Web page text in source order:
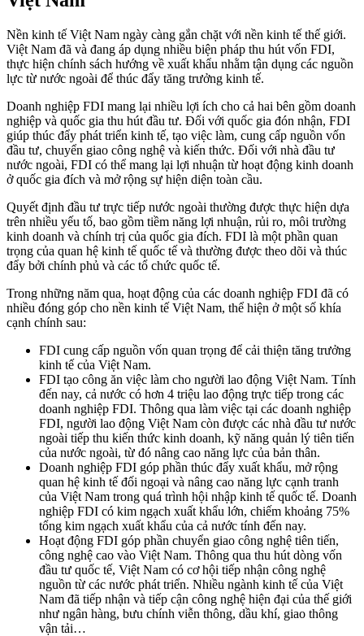
Nền kinh tế Việt Nam ngày càng gắn chặt với nền kinh tế thế giới.
Việt Nam đã và đang áp dụng nhiều biện pháp thu hút vốn FDI,
thực hiện chính sách hướng về xuất khẩu nhằm tận dụng các nguồn
lực từ nước ngoài để thúc đẩy tăng trưởng kinh tế.
Doanh nghiệp FDI mang lại nhiều lợi ích cho cả hai bên gồm doanh
nghiệp và quốc gia thu hút đầu tư. Đối với quốc gia đón nhận, FDI
giúp thúc đẩy phát triển kinh tế, tạo việc làm, cung cấp nguồn vốn
đầu tư, chuyển giao công nghệ và kiến thức. Đối với nhà đầu tư
nước ngoài, FDI có thể mang lại lợi nhuận từ hoạt động kinh doanh
ở quốc gia đích và mở rộng sự hiện diện toàn cầu.
Quyết định đầu tư trực tiếp nước ngoài thường được thực hiện dựa
trên nhiều yếu tố, bao gồm tiềm năng lợi nhuận, rủi ro, môi trường
kinh doanh và chính trị của quốc gia đích. FDI là một phần quan
trọng của quan hệ kinh tế quốc tế và thường được theo dõi và thúc
đẩy bởi chính phủ và các tổ chức quốc tế.
Trong những năm qua, hoạt động của các doanh nghiệp FDI đã có
nhiều đóng góp cho nền kinh tế Việt Nam, thể hiện ở một số khía
cạnh chính sau:
FDI cung cấp nguồn vốn quan trọng để cải thiện tăng trưởng
kinh tế của Việt Nam.
FDI tạo công ăn việc làm cho người lao động Việt Nam. Tính
đến nay, cả nước có hơn 4 triệu lao động trực tiếp trong các
doanh nghiệp FDI. Thông qua làm việc tại các doanh nghiệp
FDI, người lao động Việt Nam còn được các nhà đầu tư nước
ngoài tiếp thu kiến thức kinh doanh, kỹ năng quản lý tiên tiến
của nước ngoài, từ đó nâng cao năng lực của bản thân.
Doanh nghiệp FDI góp phần thúc đẩy xuất khẩu, mở rộng
quan hệ kinh tế đối ngoại và nâng cao năng lực cạnh tranh
của Việt Nam trong quá trình hội nhập kinh tế quốc tế. Doanh
nghiệp FDI có kim ngạch xuất khẩu lớn, chiếm khoảng 75%
tổng kim ngạch xuất khẩu của cả nước tính đến nay.
Hoạt động FDI góp phần chuyển giao công nghệ tiên tiến,
công nghệ cao vào Việt Nam. Thông qua thu hút dòng vốn
đầu tư quốc tế, Việt Nam có cơ hội tiếp nhận công nghệ
nguồn từ các nước phát triển. Nhiều ngành kinh tế của Việt
Nam đã tiếp nhận và tiếp cận công nghệ hiện đại của thế giới
như ngân hàng, bưu chính viễn thông, dầu khí, giao thông
vận tải…